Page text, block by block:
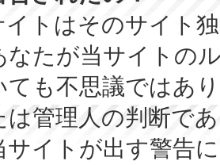
イトはそのサイト
なたが当サイトの
ても不思議ではあ
は管理人の判断で
サイトが出す警告